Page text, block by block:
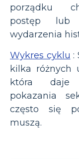
porządku
postęp lub
wydarzenia
Wykres cyklu :
kilka różnych
która daje
pokazania
często się
muszą.